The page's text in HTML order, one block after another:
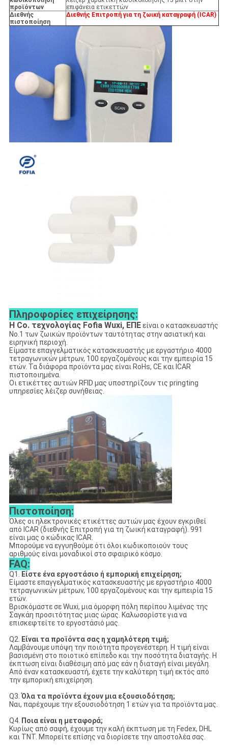
προϊόντων
επιφάνεια ετικεττών
Διεθνής
πιστοποίηση
Διεθνής Επιτροπή για τη ζωική καταγραφή (ICAR)
Πληροφορίες επιχείρησης:
Η Co. τεχνολογίας Fofia Wuxi, ΕΠΕείναι ο κατασκευαστής
No.1 των ζωικών προϊόντων ταυτότητας στην ασιατική και
ειρηνική περιοχή.
Είμαστε επαγγελματικός κατασκευαστής με εργαστήριο 4000
τετραγωνικών μέτρων, 100 εργαζομένους και την εμπειρία 15
ετών. Τα διάφορα προϊόντα μας είναι RoHs, CE και ICAR
πιστοποιημένα.
Οι ετικέττες αυτιών RFID μας υποστηρίζουν τις pringting
υπηρεσίες λέιζερ συνήθειας.
Πιστοποίηση:
Όλες οι ηλεκτρονικές ετικέττες αυτιών μας έχουν εγκριθεί
από ICAR (διεθνής Επιτροπή για τη ζωική καταγραφή). 991
είναι μας ο κώδικας ICAR.
Μπορούμε να εγγυηθούμε ότι όλοι κωδικοποιούν τους
αριθμούς είναι μοναδικοί στο σφαιρικό κόσμο.
FAQ:
Q1.
Είστε ένα εργοστάσιο ή εμπορική επιχείρηση;
Είμαστε επαγγελματικός κατασκευαστής με εργαστήριο 4000
τετραγωνικών μέτρων, 100 εργαζομένους και την εμπειρία 15
ετών.
Βρισκόμαστε σε Wuxi, μια όμορφη πόλη περίπου λιμένας της
Σαγκάη προσιτότητας μιας ώρας. Καλωσορίστε για να
επισκεφτείτε το εργοστάσιό μας.
Q2.
Είναι τα προϊόντα σας η χαμηλότερη τιμή;
Λαμβάνουμε υπόψη την ποιότητα προγενέστερη. Η τιμή είναι
βασισμένη στο ποιοτικό επίπεδο και την ποσότητα διαταγής. Η
έκπτωση είναι διαθέσιμη από μας εάν η διαταγή είναι μεγάλη.
Από έναν κατασκευαστή, έχετε την καλύτερη τιμή εκτός από
την εμπορική επιχείρηση.
Q3.Όλα τα προϊόντα έχουν μια εξουσιοδότηση;
Ναι, παρέχουμε την εξουσιοδότηση 1 ετών για τα προϊόντα μας.
Q4. Ποια είναι η μεταφορά;
Κυρίως από σαφή, έχουμε την καλή έκπτωση με τη Fedex, DHL
και TNT. Μπορείτε επίσης να διορίσετε την αποστολέα σας.